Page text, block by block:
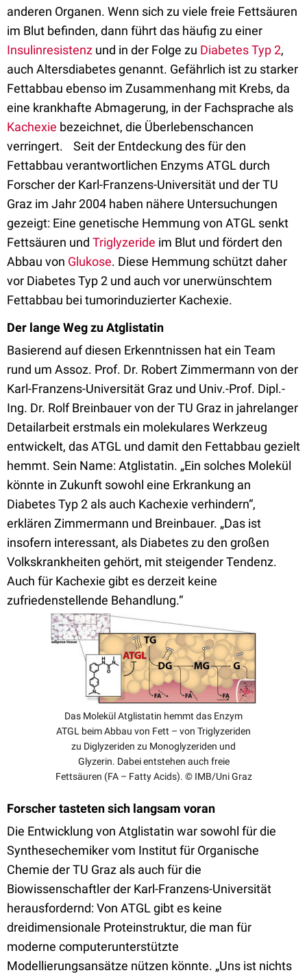
anderen Organen. Wenn sich zu viele freie Fettsäuren
im Blut befinden, dann führt das häufig zu einer
Insulinresistenz und in der Folge zu Diabetes Typ 2,
auch Altersdiabetes genannt. Gefährlich ist zu starker
Fettabbau ebenso im Zusammenhang mit Krebs, da
eine krankhafte Abmagerung, in der Fachsprache als
Kachexie bezeichnet, die Überlebenschancen
verringert. Seit der Entdeckung des für den
Fettabbau verantwortlichen Enzyms ATGL durch
Forscher der Karl-Franzens-Universität und der TU
Graz im Jahr 2004 haben nähere Untersuchungen
gezeigt: Eine genetische Hemmung von ATGL senkt
Fettsäuren und Triglyzeride im Blut und fördert den
Abbau von Glukose. Diese Hemmung schützt daher
vor Diabetes Typ 2 und auch vor unerwünschtem
Fettabbau bei tumorinduzierter Kachexie.
Der lange Weg zu Atglistatin
Basierend auf diesen Erkenntnissen hat ein Team
rund um Assoz. Prof. Dr. Robert Zimmermann von der
Karl-Franzens-Universität Graz und Univ.-Prof. Dipl.-
Ing. Dr. Rolf Breinbauer von der TU Graz in jahrelanger
Detailarbeit erstmals ein molekulares Werkzeug
entwickelt, das ATGL und damit den Fettabbau gezielt
hemmt. Sein Name: Atglistatin. „Ein solches Molekül
könnte in Zukunft sowohl eine Erkrankung an
Diabetes Typ 2 als auch Kachexie verhindern“,
erklären Zimmermann und Breinbauer. „Das ist
insofern interessant, als Diabetes zu den großen
Volkskrankheiten gehört, mit steigender Tendenz.
Auch für Kachexie gibt es derzeit keine
zufriedenstellende Behandlung.“
Das Molekül Atglistatin hemmt das Enzym
ATGL beim Abbau von Fett – von Triglyzeriden
zu Diglyzeriden zu Monoglyzeriden und
Glyzerin. Dabei entstehen auch freie
Fettsäuren (FA – Fatty Acids). © IMB/Uni Graz
Forscher tasteten sich langsam voran
Die Entwicklung von Atglistatin war sowohl für die
Synthesechemiker vom Institut für Organische
Chemie der TU Graz als auch für die
Biowissenschaftler der Karl-Franzens-Universität
herausfordernd: Von ATGL gibt es keine
dreidimensionale Proteinstruktur, die man für
moderne computerunterstützte
Modellierungsansätze nützen könnte. „Uns ist nichts